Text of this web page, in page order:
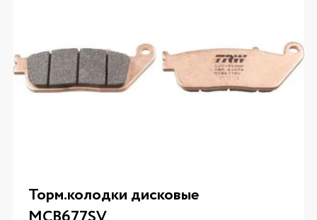
Торм.колодки дисковые